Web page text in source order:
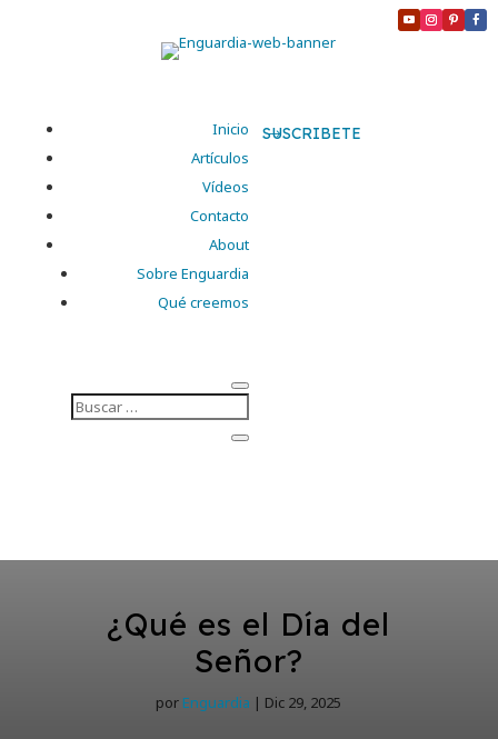
Inicio
Artículos
Vídeos
Contacto
About
Sobre Enguardia
Qué creemos
SUSCRIBETE
¿Qué es el Día del
Señor?
por Enguardia | Dic 29, 2025